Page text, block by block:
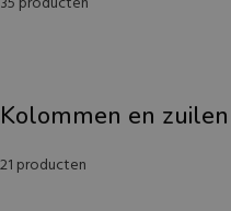
Kolommen en zuilen
21 producten